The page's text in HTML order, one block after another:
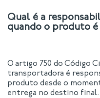
Qual é a
quando o produto é
O artigo 750 do Código
transportadora é
produto desde o
entrega no destino final.